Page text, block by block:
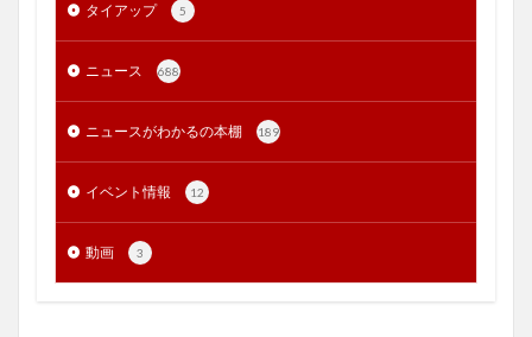
タイアップ 5
ニュース 688
ニュースがわかるの本棚 189
イベント情報 12
動画 3